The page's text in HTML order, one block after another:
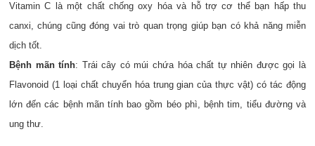
Vitamin C là một chất chống oxy hóa và hỗ trợ cơ thể bạn hấp thu
canxi, chúng cũng đóng vai trò quan trọng giúp bạn có khả năng miễn
dịch tốt.
Bệnh mãn tính: Trái cây có múi chứa hóa chất tự nhiên được gọi là
Flavonoid (1 loại chất chuyển hóa trung gian của thực vật) có tác động
lớn đến các bệnh mãn tính bao gồm béo phì, bệnh tim, tiểu đường và
ung thư.